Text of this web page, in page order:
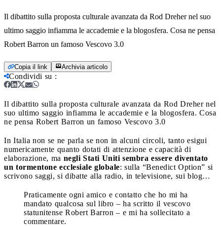
Il dibattito sulla proposta culturale avanzata da Rod Dreher nel suo
ultimo saggio infiamma le accademie e la blogosfera. Cosa ne pensa
Robert Barron un famoso Vescovo 3.0
Copia il link Archivia articolo
Condividi su :
Il dibattito sulla proposta culturale avanzata da Rod Dreher nel
suo ultimo saggio infiamma le accademie e la blogosfera. Cosa
ne pensa Robert Barron un famoso Vescovo 3.0
In Italia non se ne parla se non in alcuni circoli, tanto esigui
numericamente quanto dotati di attenzione e capacità di
elaborazione, ma negli Stati Uniti sembra essere diventato
un tormentone ecclesiale globale: sulla “Benedict Option” si
scrivono saggi, si dibatte alla radio, in televisione, sui blog…
Praticamente ogni amico e contatto che ho mi ha
mandato qualcosa sul libro – ha scritto il vescovo
statunitense Robert Barron – e mi ha sollecitato a
commentare.